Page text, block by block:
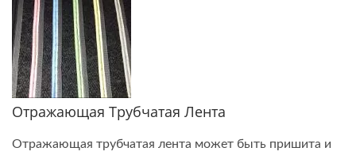
Отражающая Трубчатая Лента
Отражающая трубчатая лента может быть пришита и